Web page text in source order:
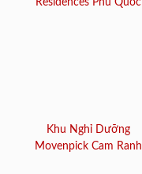
Khu Nghỉ Dưỡng
Movenpick Cam Ranh